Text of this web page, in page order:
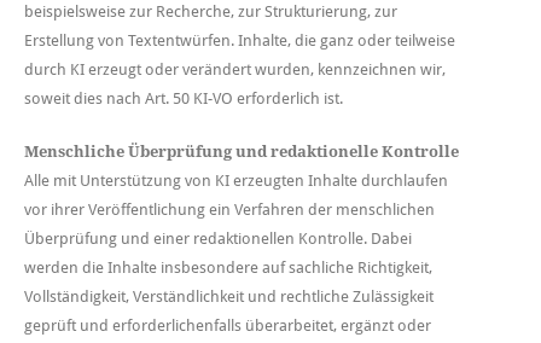
beispielsweise zur Recherche, zur Strukturierung, zur
Erstellung von Textentwürfen. Inhalte, die ganz oder teilweise
durch KI erzeugt oder verändert wurden, kennzeichnen wir,
soweit dies nach Art. 50 KI-VO erforderlich ist.
Menschliche Überprüfung und redaktionelle Kontrolle
Alle mit Unterstützung von KI erzeugten Inhalte durchlaufen
vor ihrer Veröffentlichung ein Verfahren der menschlichen
Überprüfung und einer redaktionellen Kontrolle. Dabei
werden die Inhalte insbesondere auf sachliche Richtigkeit,
Vollständigkeit, Verständlichkeit und rechtliche Zulässigkeit
geprüft und erforderlichenfalls überarbeitet, ergänzt oder